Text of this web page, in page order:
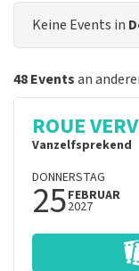
Keine Events in
48 Eventsan
ROUE
Vanzelfsprekend
DONNERSTAG
25FEBRUAR
2027